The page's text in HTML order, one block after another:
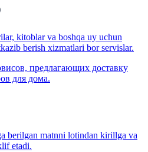
kitoblar va boshqa uy uchun
berish xizmatlari bor servislar.
предлагающих доставку
для дома.
berilgan matnni lotindan kirillga va
etadi.